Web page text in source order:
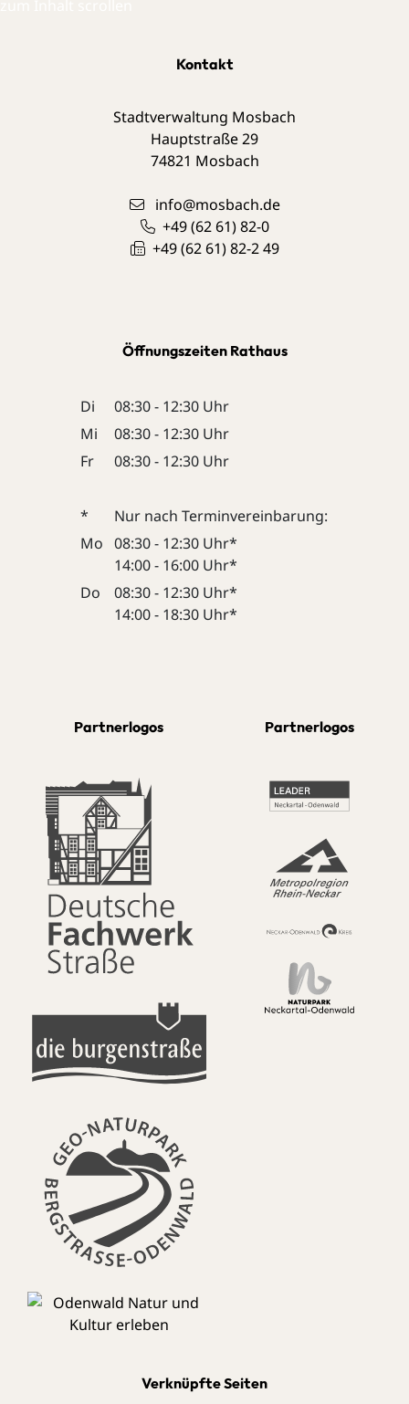
Kontakt
Stadtverwaltung Mosbach
Hauptstraße 29
74821 Mosbach
info@mosbach.de
+49 (62 61) 82-0
+49 (62 61) 82-2 49
Öffnungszeiten Rathaus
Di
08:30 - 12:30 Uhr
Mi
08:30 - 12:30 Uhr
Fr
08:30 - 12:30 Uhr
*
Nur nach Terminvereinbarung:
Mo 08:30 - 12:30 Uhr*
14:00 - 16:00 Uhr*
Do
08:30 - 12:30 Uhr*
14:00 - 18:30 Uhr*
Partnerlogos Partnerlogos
Verknüpfte Seiten